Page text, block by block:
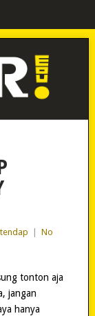
No
tonton aja
jangan
hanya